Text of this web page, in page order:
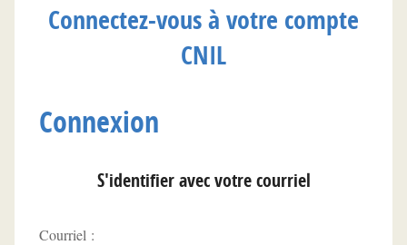
Connectez-vous à votre compte
CNIL
Connexion
S'identifier avec votre courriel
Courriel :